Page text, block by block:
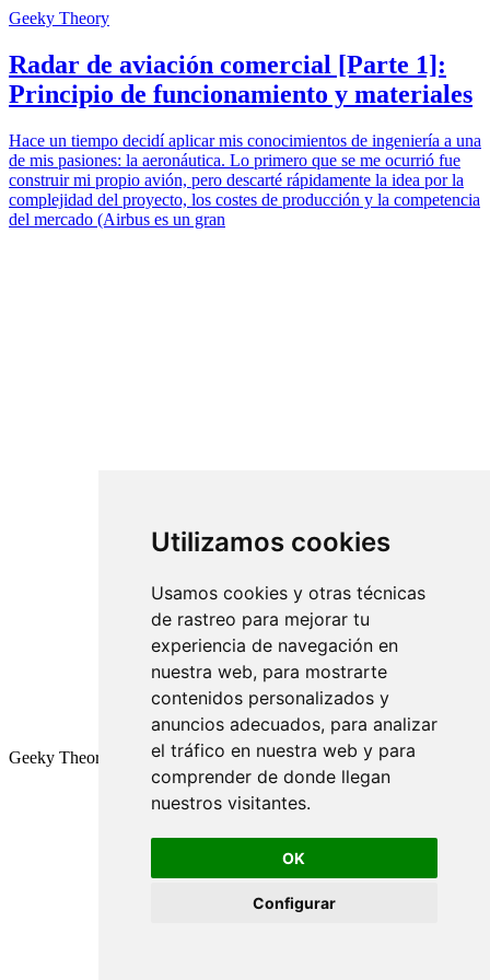
Utilizamos cookies
Usamos cookies y otras técnicas
de rastreo para mejorar tu
experiencia de navegación en
nuestra web, para mostrarte
contenidos personalizados y
anuncios adecuados, para analizar
el tráfico en nuestra web y para
comprender de donde llegan
nuestros visitantes.
OK
Configurar
Geeky Theory
Radar de aviación comercial [Parte 1]:
Principio de funcionamiento y materiales
Hace un tiempo decidí aplicar mis conocimientos de ingeniería a una
de mis pasiones: la aeronáutica. Lo primero que se me ocurrió fue
construir mi propio avión, pero descarté rápidamente la idea por la
complejidad del proyecto, los costes de producción y la competencia
del mercado (Airbus es un gran
Geeky Theory © 2026